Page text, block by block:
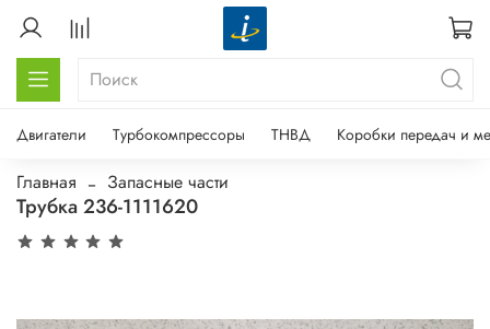
Двигатели Турбокомпрессоры ТНВД Коробки передач и
Главная Запасные части
Трубка 236-1111620